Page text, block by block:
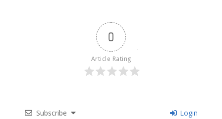
0
Article Rating
Subscribe Login